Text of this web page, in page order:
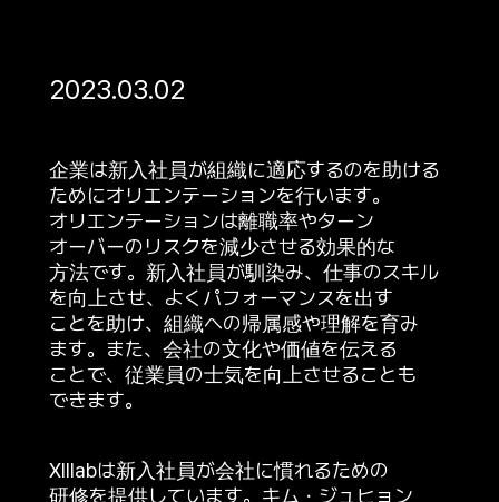
2023.03.02
企業は新入社員が組織に適応するのを助ける
ためにオリエンテーションを行います。
オリエンテーションは離職率やターン
オーバーのリスクを減少させる効果的な
方法です。新入社員が馴染み、仕事のスキル
を向上させ、よくパフォーマンスを出す
ことを助け、組織への帰属感や理解を育み
ます。また、会社の文化や価値を伝える
ことで、従業員の士気を向上させることも
できます。
XIIlabは新入社員が会社に慣れるための
研修を提供しています。キム・ジュヒョン